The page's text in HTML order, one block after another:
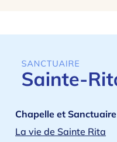
Chapelle et Sanctuaire
La vie de Sainte Rita